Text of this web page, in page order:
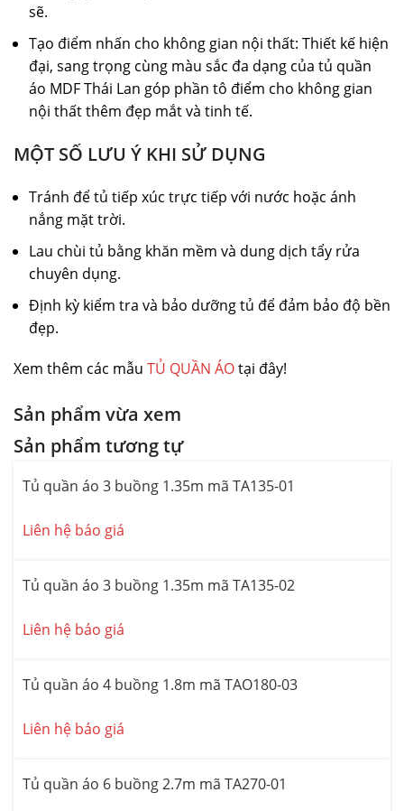
sẽ.
Tạo điểm nhấn cho không gian nội thất: Thiết kế hiện
đại, sang trọng cùng màu sắc đa dạng của tủ quần
áo MDF Thái Lan góp phần tô điểm cho không gian
nội thất thêm đẹp mắt và tinh tế.
MỘT SỐ LƯU Ý KHI SỬ DỤNG
Tránh để tủ tiếp xúc trực tiếp với nước hoặc ánh
nắng mặt trời.
Lau chùi tủ bằng khăn mềm và dung dịch tẩy rửa
chuyên dụng.
Định kỳ kiểm tra và bảo dưỡng tủ để đảm bảo độ bền
đẹp.
Xem thêm các mẫu TỦ QUẦN ÁOtại đây!
Sản phẩm vừa xem
Sản phẩm tương tự
-21%
Tủ quần áo 3 buồng 1.35m mã TA135-01
Liên hệ báo giá
-21%
Tủ quần áo 3 buồng 1.35m mã TA135-02
Liên hệ báo giá
-30%
Tủ quần áo 4 buồng 1.8m mã TAO180-03
Liên hệ báo giá
-21%
Tủ quần áo 6 buồng 2.7m mã TA270-01